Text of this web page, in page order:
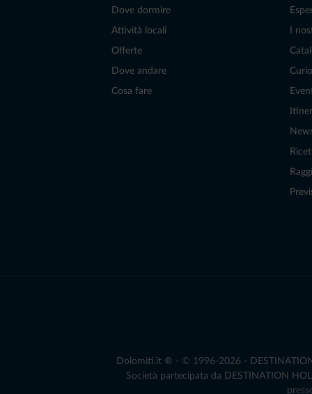
Dove dormire
Attività locali
Offerte
Dove andare
Cosa fare
I
Dolomiti.it ® - © 1996-2026 - DESTINATION
Società partecipata da DESTINATION